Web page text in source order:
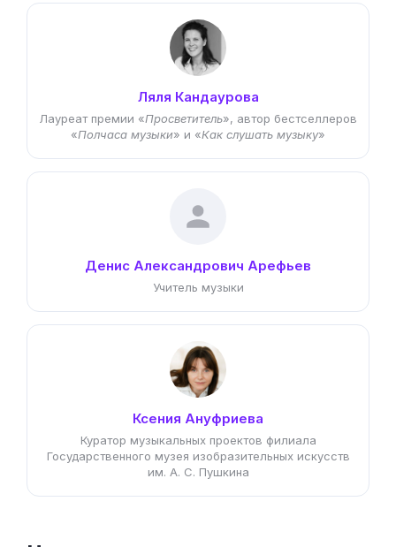
Ляля Кандаурова
Лауреат премии «Просветитель», автор бестселлеров
«Полчаса музыки» и «Как слушать музыку»
Денис Александрович Арефьев
Учитель музыки
Ксения Ануфриева
Куратор музыкальных проектов филиала
Государственного музея изобразительных искусств
им. А. С. Пушкина